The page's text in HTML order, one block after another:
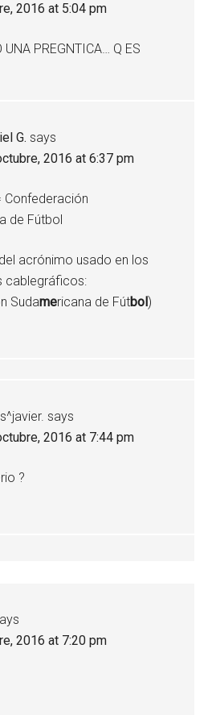
2016 at 5:04 pm
UNA PREGNTICA… Q ES
G. says
2016 at 6:37 pm
Confederación
de Fútbol
acrónimo usado en los
cablegráficos:
Sudamericana de Fútbol )
says
2016 at 7:44 pm
?
2016 at 7:20 pm